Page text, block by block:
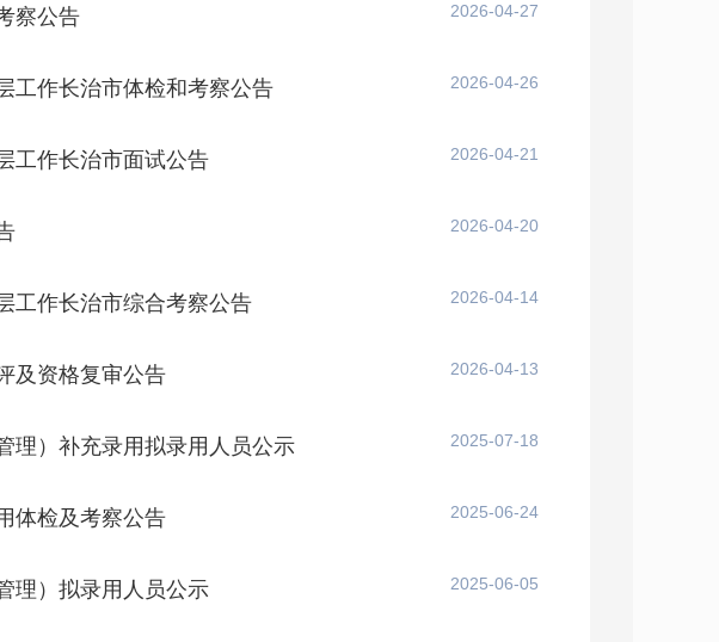
察公告 2026-04-27
工作长治市体检和考察公告 2026-04-26
工作长治市面试公告 2026-04-21
2026-04-20
工作长治市综合考察公告 2026-04-14
及资格复审公告 2026-04-13
理）补充录用拟录用人员公示 2025-07-18
体检及考察公告 2025-06-24
理）拟录用人员公示 2025-06-05